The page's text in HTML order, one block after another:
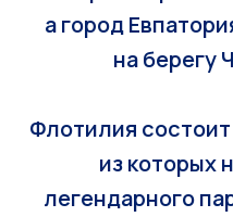
а город
на берегу
Флотилия
из которых
легендарного